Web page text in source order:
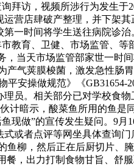
拜访，视频所涉行为发生
营店肆破产整理，并下架
一时间将学生送往病院诊
教育、卫健、市场监管、
当天市场监管部家世一
气荚膜梭菌，激发急性肠
安操做规范》《
员。相关部分已对学校食
计暗示，酸菜鱼所用的鱼
现做”的宣传发生疑问。9
或者点评等网坐具体查询
柳，然后正在后厨切片、
，出力打制食物甘旨、